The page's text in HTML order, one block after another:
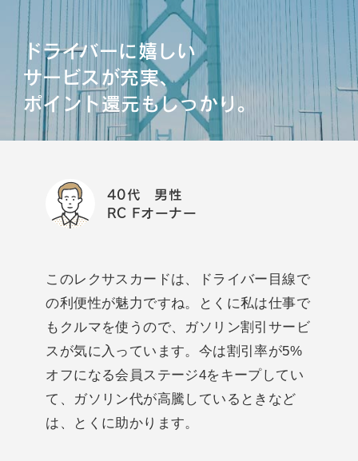
ドライバーに嬉しい
サービスが充実、
ポイント還元もしっかり。
40代 男性
RC Fオーナー
このレクサスカードは、ドライバー目線で
の利便性が魅力ですね。とくに私は仕事で
もクルマを使うので、ガソリン割引サービ
スが気に入っています。今は割引率が5%
オフになる会員ステージ4をキープしてい
て、ガソリン代が高騰しているときなど
は、とくに助かります。